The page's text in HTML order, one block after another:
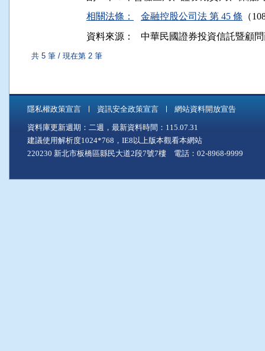
相關法條： 金融控股公司法 第 45 條 （
資料來源：
中華民國證券投資信託暨顧
共 5 筆 / 現在第 2 筆
隱私權政策宣言 資訊安全政策宣言 網站資料開放宣告
資料庫更新週期：二週，最新資料時間：115.07.31
建議使用解析度1024*768，IE8以上版本觀看本網站
220230 新北市板橋區縣民大道2段7號7樓 電話：02-8968-9999